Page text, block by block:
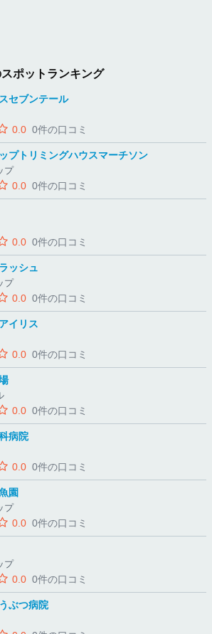
ポットランキング
セブンテール
0.0 0件の口コミ
プトリミングハウスマーチソン
プ
0.0 0件の口コミ
0.0 0件の口コミ
ッシュ
プ
0.0 0件の口コミ
イリス
0.0 0件の口コミ
0.0 0件の口コミ
病院
0.0 0件の口コミ
園
プ
0.0 0件の口コミ
プ
0.0 0件の口コミ
ぶつ病院